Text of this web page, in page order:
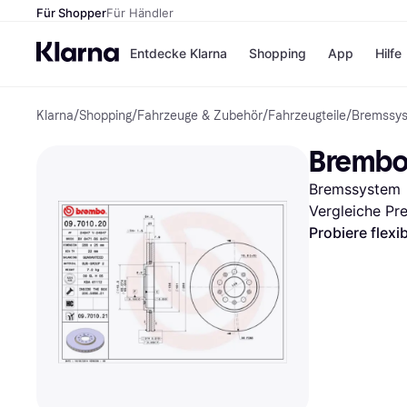
Für ShopperFür Händler
Entdecke Klarna
Zahlungsmethoden
Sofort bezahlen
Bezahle in 3
Teilzahlungen
Bezahle in bis zu 30
Shopping
Shops
eBay
Temu
SHEIN
App Hilfe
Klarna/Shopping/Fahrzeuge & Zubehör/Fahrzeugteile/
Bremssystem
Vergleiche
Probiere